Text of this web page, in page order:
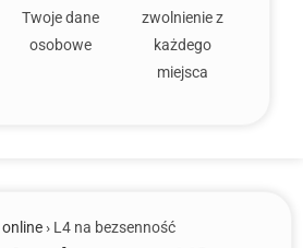
Twoje dane
osobowe
zwolnienie z
każdego
miejsca
online › L4 na bezsenność